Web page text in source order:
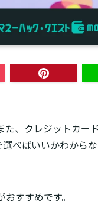
、クレジットカー
べばいいかわから
すすめです。